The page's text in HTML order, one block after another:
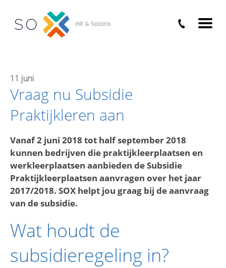
Home Nieuws
Vraag nu Subsidie Praktijkleren
11 juni
Vraag nu Subsidie
Praktijkleren aan
Vanaf 2 juni 2018 tot half september 2018
kunnen bedrijven die praktijkleerplaatsen en
werkleerplaatsen aanbieden de Subsidie
Praktijkleerplaatsen aanvragen over het jaar
2017/2018. SOX helpt jou graag bij de aanvraag
van de subsidie.
Wat houdt de
subsidieregeling in?